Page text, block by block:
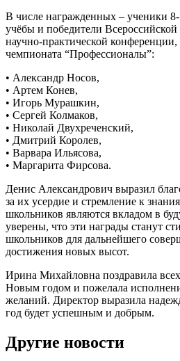
В числе награжденных – ученики
учёбы и победители
научно-практической конференции,
чемпионата “Профессионалы”:
• Александр Носов,
• Артем Конев,
• Игорь Мурашкин,
• Сергей Колмаков,
• Николай Двухреченский,
• Дмитрий Королев,
• Варвара Ильясова,
• Маргарита Фирсова.
Денис Александрович выразил
за их усердие и стремление к
школьников являются вкладом в
уверены, что эти награды станут
школьников для дальнейшего
достижения новых высот.
Ирина Михайловна поздравила
Новым годом и пожелала
желаний. Директор выразила
год будет успешным и добрым.
Другие новости